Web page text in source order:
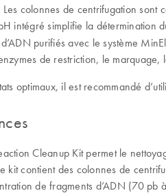
colonnes de centrifugation sont
intégré simplifie la détermination
purifiés avec le système
de restriction, le
optimaux, il est recommandé
Cleanup Kit permet le
kit contient des colonnes de
de fragments d’ADN (70 pb